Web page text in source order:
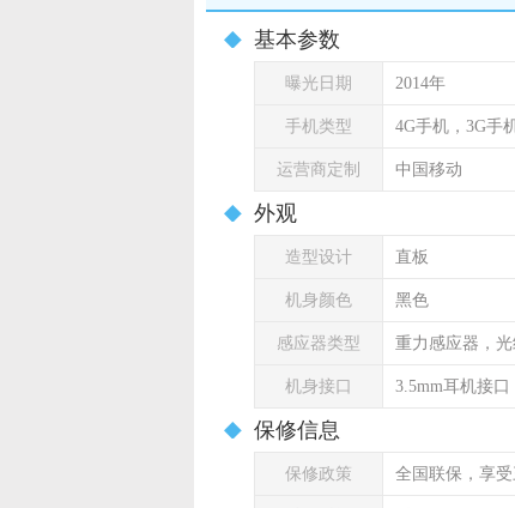
基本参数
曝光日期 2014年
手机类型 4G手机，3G手
运营商定制 中国移动
外观
造型设计 直板
机身颜色 黑色
感应器类型 重力感应器，
机身接口 3.5mm耳机接口
保修信息
保修政策 全国联保，享